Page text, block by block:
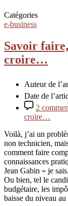
Catégories
e-business
Savoir
croire…
Auteur de
Date de
2
croire…
Voilà, j’ai un
non technicien,
comment faire
connaissances
Jean Gabin « je
Ou bien, tel le
budgétaire, les
baisse du niveau